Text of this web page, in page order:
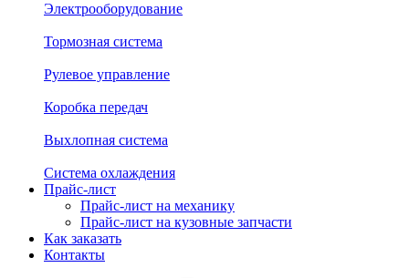
Электрооборудование
Тормозная система
Рулевое управление
Коробка передач
Выхлопная система
Система охлаждения
Прайс-лист
Прайс-лист на механику
Прайс-лист на кузовные запчасти
Как заказать
Контакты